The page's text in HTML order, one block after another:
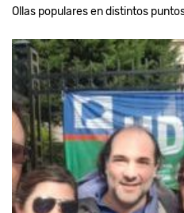
Ollas populares en distintos